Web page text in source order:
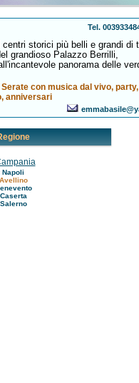
Tel.
storici più belli e grandi di
grandioso Palazzo Berrilli,
panorama delle
con musica dal vivo,
anniversari
Napoli